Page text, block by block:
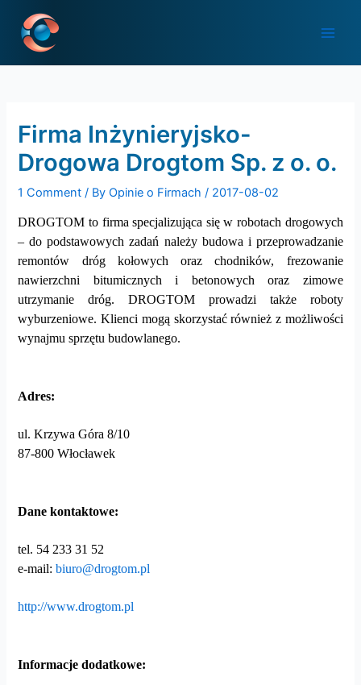
content
Firma Inżynieryjsko-
Drogowa Drogtom Sp. z o. o.
1 Comment / ByOpinie o Firmach/ 2017-08-02
DROGTOM to firma specjalizująca się w robotach drogowych
– do podstawowych zadań należy budowa i przeprowadzanie
remontów dróg kołowych oraz chodników, frezowanie
nawierzchni bitumicznych i betonowych oraz zimowe
utrzymanie dróg. DROGTOM prowadzi także roboty
wyburzeniowe. Klienci mogą skorzystać również z możliwości
wynajmu sprzętu budowlanego.
Adres:
ul. Krzywa Góra 8/10
87-800 Włocławek
Dane kontaktowe:
tel. 54 233 31 52
e-mail:biuro@drogtom.pl
http://www.drogtom.pl
Informacje dodatkowe:
navigation